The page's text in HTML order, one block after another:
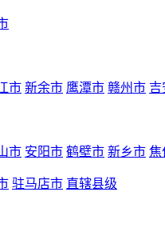
市 新余市 鹰潭市 赣州市 吉
市 安阳市 鹤壁市 新乡市 焦
驻马店市 直辖县级